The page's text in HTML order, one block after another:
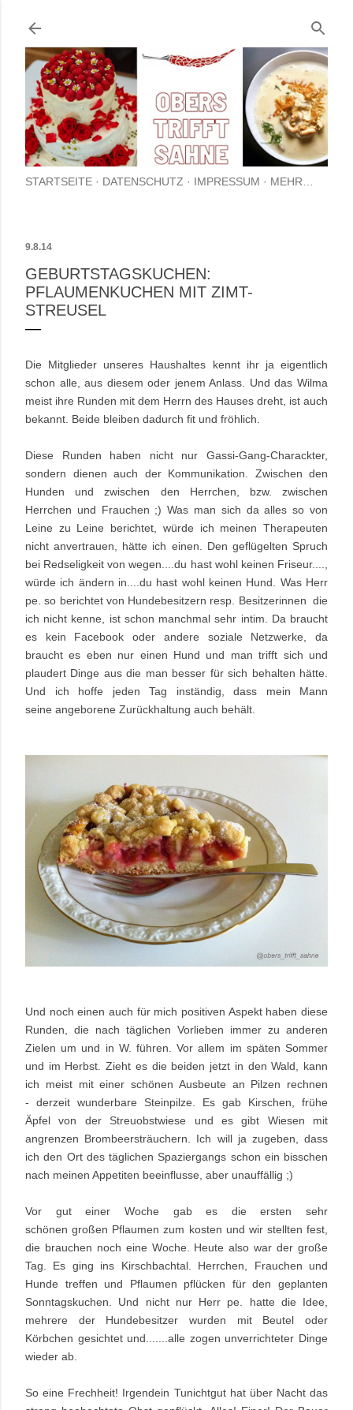
STARTSEITE DATENSCHUTZ IMPRESSUM MEHR…
9.8.14
GEBURTSTAGSKUCHEN:
PFLAUMENKUCHEN MIT ZIMT-
STREUSEL
Die Mitglieder unseres Haushaltes kennt ihr ja eigentlich
schon alle, aus diesem oder jenem Anlass. Und das Wilma
meist ihre Runden mit dem Herrn des Hauses dreht, ist auch
bekannt. Beide bleiben dadurch fit und fröhlich.
Diese Runden haben nicht nur Gassi-Gang-Charackter,
sondern dienen auch der Kommunikation. Zwischen den
Hunden und zwischen den Herrchen, bzw. zwischen
Herrchen und Frauchen ;) Was man sich da alles so von
Leine zu Leine berichtet, würde ich meinen Therapeuten
nicht anvertrauen, hätte ich einen. Den geflügelten Spruch
bei Redseligkeit von wegen....du hast wohl keinen Friseur....,
würde ich ändern in....du hast wohl keinen Hund. Was Herr
pe. so berichtet von Hundebesitzern resp. Besitzerinnen die
ich nicht kenne, ist schon manchmal sehr intim. Da braucht
es kein Facebook oder andere soziale Netzwerke, da
braucht es eben nur einen Hund und man trifft sich und
plaudert Dinge aus die man besser für sich behalten hätte.
Und ich hoffe jeden Tag inständig, dass mein Mann
seine angeborene Zurückhaltung auch behält.
Und noch einen auch für mich positiven Aspekt haben diese
Runden, die nach täglichen Vorlieben immer zu anderen
Zielen um und in W. führen. Vor allem im späten Sommer
und im Herbst. Zieht es die beiden jetzt in den Wald, kann
ich meist mit einer schönen Ausbeute an Pilzen rechnen
- derzeit wunderbare Steinpilze. Es gab Kirschen, frühe
Äpfel von der Streuobstwiese und es gibt Wiesen mit
angrenzen Brombeersträuchern. Ich will ja zugeben, dass
ich den Ort des täglichen Spaziergangs schon ein bisschen
nach meinen Appetiten beeinflusse, aber unauffällig ;)
Vor gut einer Woche gab es die ersten sehr
schönen großen Pflaumen zum kosten und wir stellten fest,
die brauchen noch eine Woche. Heute also war der große
Tag. Es ging ins Kirschbachtal. Herrchen, Frauchen und
Hunde treffen und Pflaumen pflücken für den geplanten
Sonntagskuchen. Und nicht nur Herr pe. hatte die Idee,
mehrere der Hundebesitzer wurden mit Beutel oder
Körbchen gesichtet und.......alle zogen unverrichteter Dinge
wieder ab.
So eine Frechheit! Irgendein Tunichtgut hat über Nacht das